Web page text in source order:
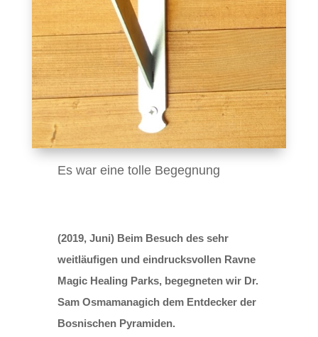
Es war eine tolle Begegnung
(2019, Juni) Beim Besuch des sehr
weitläufigen und eindrucksvollen Ravne
Magic Healing Parks, begegneten wir Dr.
Sam Osmamanagich dem Entdecker der
Bosnischen Pyramiden.